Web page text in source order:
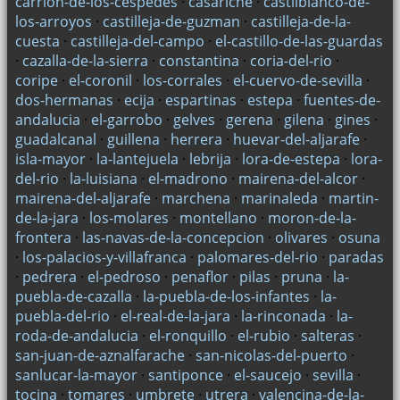
Electricista barato
Montajes eléctricos parciales o totales
Reformas en la cocina. Profesionales de Sevilla
MANTENIMIENTO ELÉCTRICO EN COMUNIDADES DE
VECINOS.
¿NECESITA RENOVAR SU INSTALACIÓN ELÉCTRICA?.
PROFESIONALES EN Sevilla.
¿CÓMO AHORRAR EN LA FACTURA DE LA LUZ?.
PROFESIONALES EN Sevilla
CÓMO AHORRAR EN LA FACTURA DE LUZ
NECESITO REVISAR LA INSTALACIÓN ELÉCTRICA DE MI
HOGAR.
MANTENIMIENTO DEL AIRE ACONDICIONADO.
¿QUÉ HACER EN CASO DE CORTOCIRCUITO?.
los-arroyos · castilleja-de-guzman · castilleja-de-la-
cuesta · castilleja-del-campo · el-castillo-de-las-guardas
· cazalla-de-la-sierra · constantina · coria-del-rio ·
coripe· el-coronil · los-corrales · el-cuervo-de-sevilla ·
dos-hermanas · ecija · espartinas · estepa · fuentes-de-
andalucia · el-garrobo · gelves · gerena · gilena · gines ·
guadalcanal · guillena · herrera · huevar-del-aljarafe·
isla-mayor· la-lantejuela · lebrija · lora-de-estepa · lora-
del-rio · la-luisiana · el-madrono · mairena-del-alcor·
mairena-del-aljarafe· marchena · marinaleda · martin-
de-la-jara · los-molares · montellano · moron-de-la-
frontera · las-navas-de-la-concepcion · olivares · osuna
· los-palacios-y-villafranca · palomares-del-rio · paradas
· pedrera · el-pedroso · penaflor· pilas · pruna · la-
puebla-de-cazalla · la-puebla-de-los-infantes · la-
puebla-del-rio · el-real-de-la-jara · la-rinconada · la-
roda-de-andalucia · el-ronquillo · el-rubio · salteras ·
san-juan-de-aznalfarache· san-nicolas-del-puerto ·
sanlucar-la-mayor· santiponce· el-saucejo · sevilla ·
tocina · tomares · umbrete· utrera · valencina-de-la-